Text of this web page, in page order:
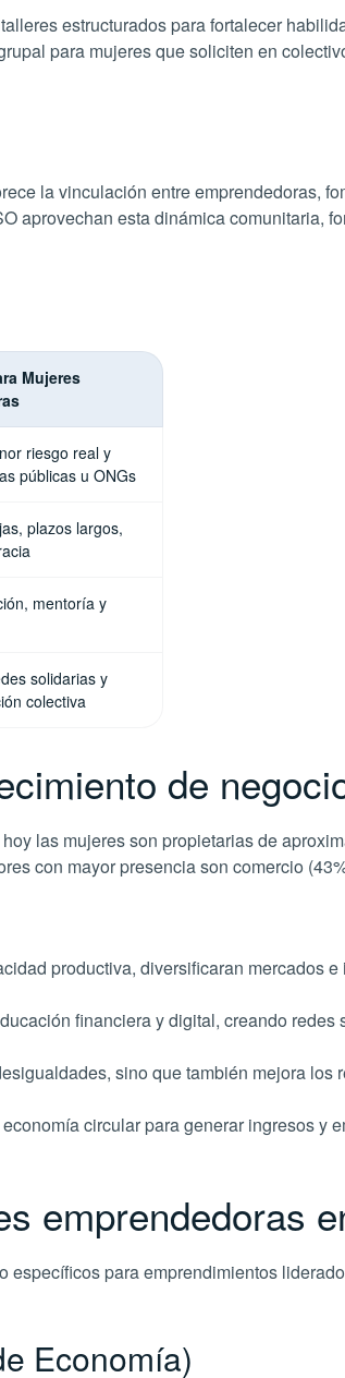
estructurados para fortalecer
para mujeres que soliciten en
la vinculación entre emprendedoras,
aprovechan esta dinámica comunitaria,
Mujeres
riesgo real y
públicas u ONGs
plazos largos,
mentoría y
solidarias y
colectiva
de
las mujeres son propietarias de
con mayor presencia son comercio
productiva, diversificaran mercados
financiera y digital, creando
sino que también mejora
circular para generar ingresos y
emprendedoras
para emprendimientos
Economía)